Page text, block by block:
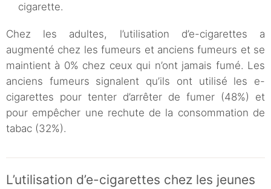
cigarette.
Chez les adultes, l’utilisation d’e-cigarettes a
augmenté chez les fumeurs et anciens fumeurs et se
maintient à 0% chez ceux qui n’ont jamais fumé. Les
anciens fumeurs signalent qu’ils ont utilisé les e-
cigarettes pour tenter d’arrêter de fumer (48%) et
pour empêcher une rechute de la consommation de
tabac (32%).
L’utilisation d’e-cigarettes chez les jeunes